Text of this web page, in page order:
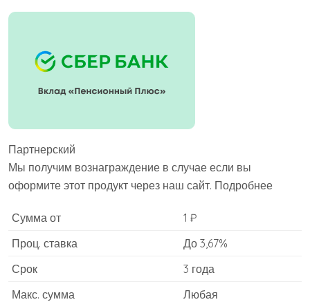
Партнерский
Мы получим вознаграждение в случае если вы
оформите этот продукт через наш сайт. Подробнее
Сумма от
1 ₽
Проц. ставка
До 3,67%
Срок
3 года
Макс. сумма
Любая